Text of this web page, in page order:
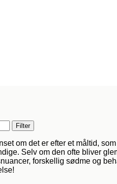
Filter
om det er efter et måltid,
Selv om den ofte bliver
forskellig sødme og